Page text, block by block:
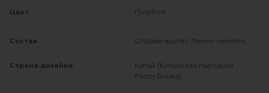
Цвет Голубой
Состав Оправа-ацетат; Линзы-нейлон;
Страна дизайна
Китай (Китайская Народная
Республика)